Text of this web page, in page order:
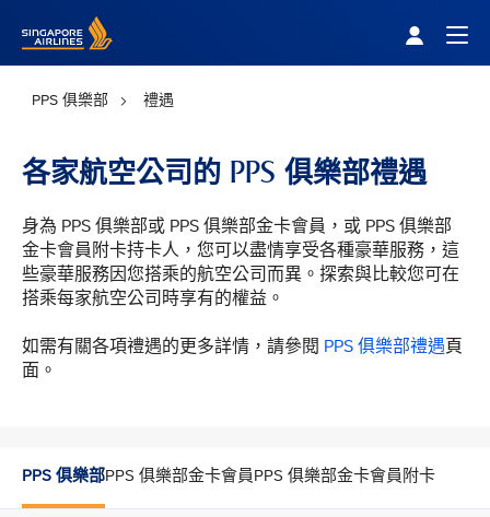
PPS 俱樂部 禮遇
各家航空公司的 PPS 俱樂部禮遇
身為 PPS 俱樂部或 PPS 俱樂部金卡會員，或 PPS 俱樂部
金卡會員附卡持卡人，您可以盡情享受各種豪華服務，這
些豪華服務因您搭乘的航空公司而異。探索與比較您可在
搭乘每家航空公司時享有的權益。
如需有關各項禮遇的更多詳情，請參閱 PPS 俱樂部禮遇頁
面。
PPS 俱樂部PPS 俱樂部金卡會員PPS 俱樂部金卡會員附卡